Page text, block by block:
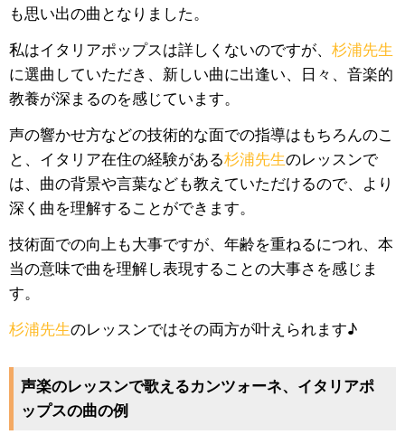
も思い出の曲となりました。
私はイタリアポップスは詳しくないのですが、 杉浦先生
に選曲していただき、新しい曲に出逢い、日々、音楽的
教養が深まるのを感じています。
声の響かせ方などの技術的な面での指導はもちろんのこ
と、イタリア在住の経験がある杉浦先生のレッスンで
は、曲の背景や言葉なども教えていただけるので、より
深く曲を理解することができます。
技術面での向上も大事ですが、年齢を重ねるにつれ、本
当の意味で曲を理解し表現することの大事さを感じま
す。
杉浦先生のレッスンではその両方が叶えられます♪
声楽のレッスンで歌えるカンツォーネ、イタリアポ
ップスの曲の例